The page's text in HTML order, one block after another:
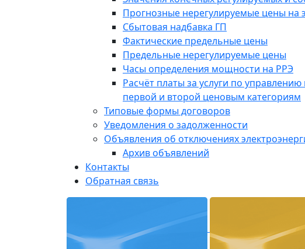
Прогнозные нерегулируемые цены на
Сбытовая надбавка ГП
Фактические предельные цены
Предельные нерегулируемые цены
Часы определения мощности на РРЭ
Расчёт платы за услуги по
первой и второй ценовым категориям
Типовые формы договоров
Уведомления о задолженности
Объявления об отключениях
Архив объявлений
Контакты
Обратная связь